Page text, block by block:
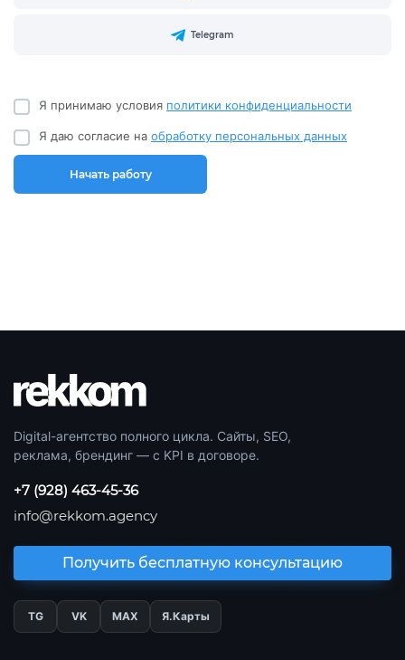
Telegram
Я принимаю условия политики конфиденциальности
Я даю согласие на обработку персональных данных
Начать работу
Digital-агентство полного цикла. Сайты, SEO,
реклама, брендинг — с KPI в договоре.
+7 (928) 463-45-36
info@rekkom.agency
Получить бесплатную консультацию
TG VK МАХ Я.Карты